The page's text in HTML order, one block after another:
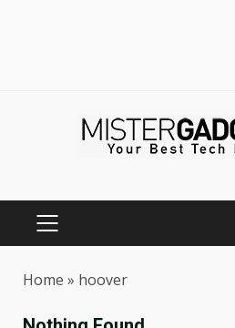
PRIMARY
Home » hoover